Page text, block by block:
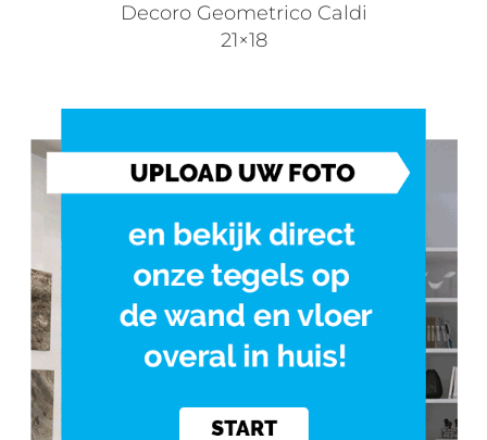
Decoro Geometrico Caldi
21×18